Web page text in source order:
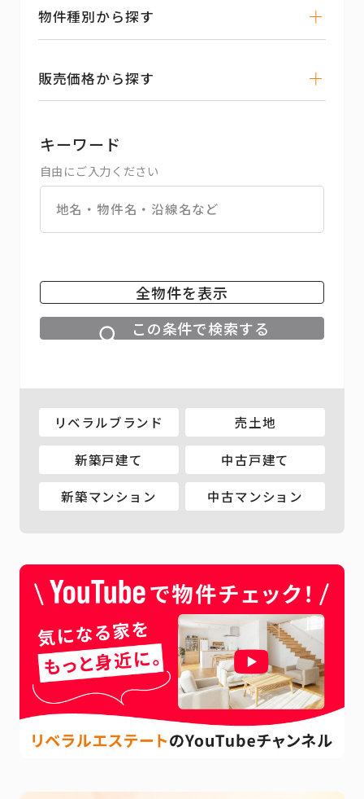
物件種別から探す
販売価格から探す
キーワード
自由にご入力ください
全物件を表示
この条件で検索する
リベラルブランド 売土地
新築戸建て 中古戸建て
新築マンション 中古マンション